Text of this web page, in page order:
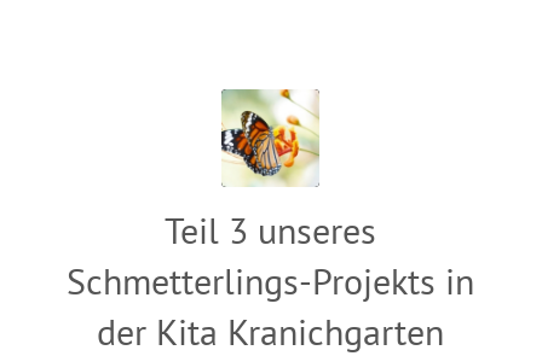
Teil 3 unseres
Schmetterlings-Projekts in
der Kita Kranichgarten